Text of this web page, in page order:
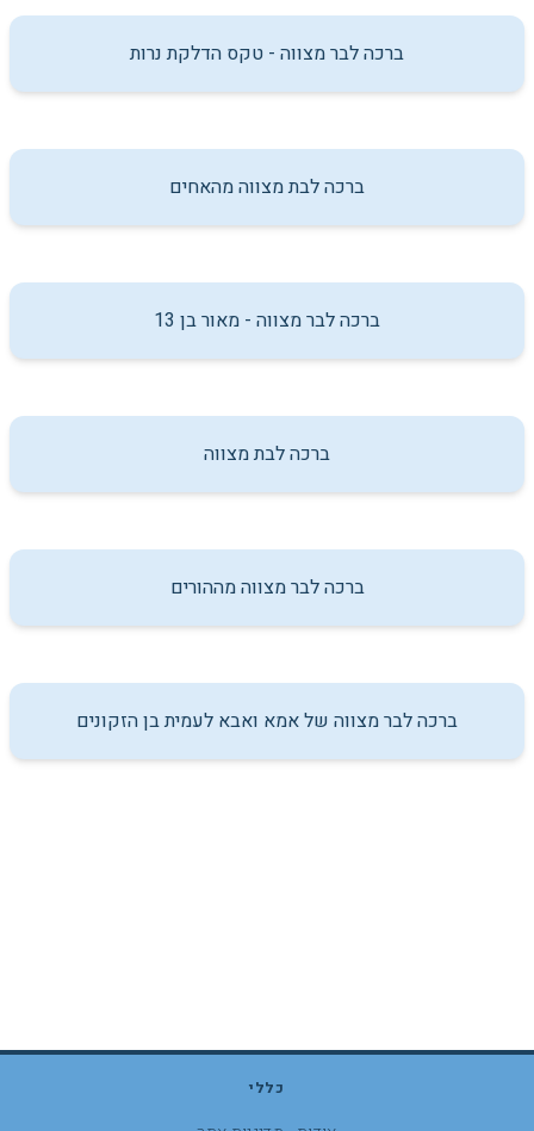
ברכה לבר מצווה - טקס הדלקת נרות
ברכה לבת מצווה מהאחים
ברכה לבר מצווה - מאור בן 13
ברכה לבת מצווה
ברכה לבר מצווה מההורים
ברכה לבר מצווה של אמא ואבא לעמית בן הזקונים
כללי